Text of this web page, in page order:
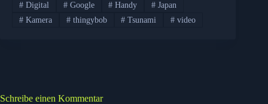
#Digital #Google # Handy # Japan
#Kamera #thingybob # Tsunami # video
Schreibe einen Kommentar